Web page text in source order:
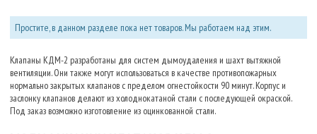
Простите, в данном разделе пока нет товаров. Мы работаем над этим.
Клапаны КДМ-2 разработаны для систем дымоудаления и шахт вытяжной
вентиляции. Они также могут использоваться в качестве противопожарных
нормально закрытых клапанов с пределом огнестойкости 90 минут. Корпус и
заслонку клапанов делают из холоднокатаной стали с последующей окраской.
Под заказ возможно изготовление из оцинкованной стали.